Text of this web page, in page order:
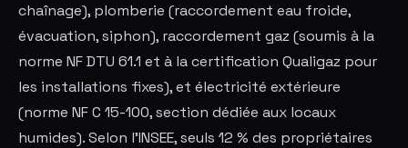
chaînage), plomberie (raccordement eau froide,
évacuation, siphon), raccordement gaz (soumis à la
norme NF DTU 61.1 et à la certification Qualigaz pour
les installations fixes), et électricité extérieure
(norme NF C 15-100, section dédiée aux locaux
humides). Selon l'INSEE, seuls 12 % des propriétaires